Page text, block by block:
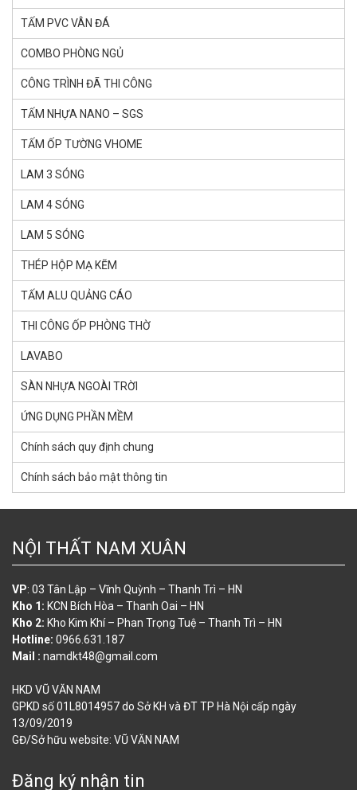
TẤM PVC VÂN ĐÁ
COMBO PHÒNG NGỦ
CÔNG TRÌNH ĐÃ THI CÔNG
TẤM NHỰA NANO – SGS
TẤM ỐP TƯỜNG VHOME
LAM 3 SÓNG
LAM 4 SÓNG
LAM 5 SÓNG
THÉP HỘP MẠ KẼM
TẤM ALU QUẢNG CÁO
THI CÔNG ỐP PHÒNG THỜ
LAVABO
SÀN NHỰA NGOÀI TRỜI
ỨNG DỤNG PHẦN MỀM
Chính sách quy định chung
Chính sách bảo mật thông tin
NỘI THẤT NAM XUÂN
VP: 03 Tân Lập – Vĩnh Quỳnh – Thanh Trì – HN
Kho 1: KCN Bích Hòa – Thanh Oai – HN
Kho 2: Kho Kim Khí – Phan Trọng Tuệ – Thanh Trì – HN
Hotline: 0966.631.187
Mail : namdkt48@gmail.com
HKD VŨ VĂN NAM
GPKD số 01L8014957 do Sở KH và ĐT TP Hà Nội cấp ngày
13/09/2019
GĐ/Sở hữu website: VŨ VĂN NAM
Đăng ký nhận tin